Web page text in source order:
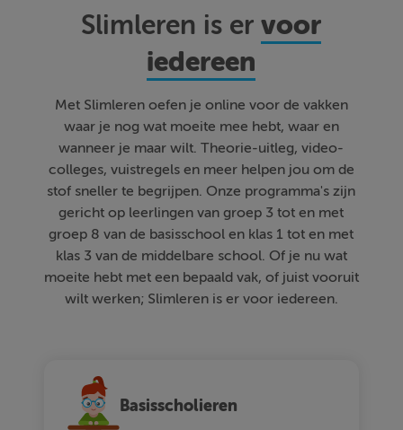
Slimleren is ervoor
iedereen
Met Slimleren oefen je online voor de vakken
waar je nog wat moeite mee hebt, waar en
wanneer je maar wilt. Theorie-uitleg, video-
colleges, vuistregels en meer helpen jou om de
stof sneller te begrijpen. Onze programma's zijn
gericht op leerlingen van groep 3 tot en met
groep 8 van de basisschool en klas 1 tot en met
klas 3 van de middelbare school. Of je nu wat
moeite hebt met een bepaald vak, of juist vooruit
wilt werken; Slimleren is er voor iedereen.
Basisscholieren